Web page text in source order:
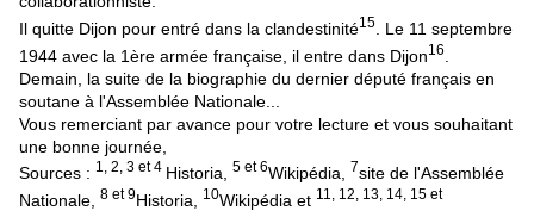
Il quitte Dijon pour entré dans la clandestinité15
. Le 11 septembre
1944 avec la 1ère armée française, il entre dans Dijon16
Demain, la suite de la biographie du dernier député français en
soutane à l'Assemblée Nationale...
Vous remerciant par avance pour votre lecture et vous souhaitant
une bonne journée,
Sources : 1, 2, 3 et 4 Historia, 5 et 6Wikipédia, 7site de l'Assemblée
Nationale,
8 et 9Historia, 10Wikipédia et 11, 12, 13, 14, 15 et